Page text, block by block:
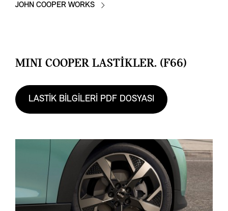
JOHN COOPER WORKS
MINI COOPER LASTİKLER. (F66)
LASTİK BİLGİLERİ PDF DOSYASI